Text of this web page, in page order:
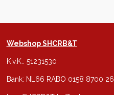
Webshop SHCRB&T
K.v.K.: 51231530
Bank: NL66 RABO 0158 8700 26